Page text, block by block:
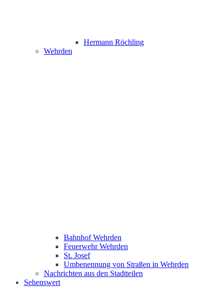
Hermann Röchling
Wehrden
Bahnhof Wehrden
Feuerwehr Wehrden
St. Josef
Umbenennung von Straßen in Wehrden
Nachrichten aus den Stadtteilen
Sehenswert